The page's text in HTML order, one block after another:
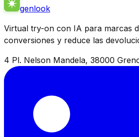
genlook
Virtual try-on con IA para marcas
conversiones y reduce las
4 Pl. Nelson Mandela, 38000